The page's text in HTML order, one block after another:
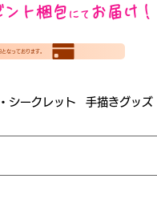
ント梱包 にて お届け！
なっております。
シークレット 手描きグッズ